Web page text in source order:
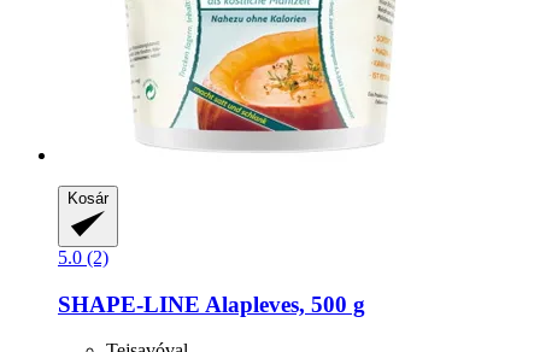
Kosár
5.0 (2)
SHAPE-LINE Alapleves, 500 g